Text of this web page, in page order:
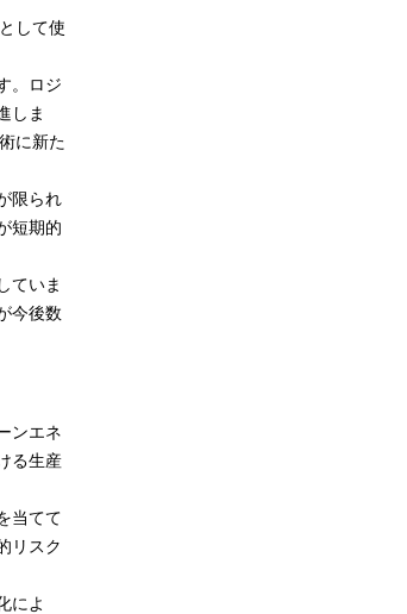
して使
。ロジ
しま
に新た
限られ
短期的
ていま
今後数
ンエネ
る生産
当てて
リスク
によ